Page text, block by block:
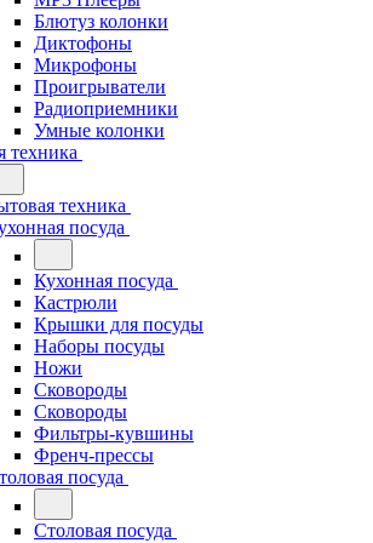
Блютуз колонки
Диктофоны
Микрофоны
Проигрыватели
Радиоприемники
Умные колонки
техника
техника
посуда
Кухонная посуда
Кастрюли
Крышки для посуды
Наборы посуды
Ножи
Сковороды
Сковороды
Фильтры-кувшины
Френч-прессы
посуда
Столовая посуда